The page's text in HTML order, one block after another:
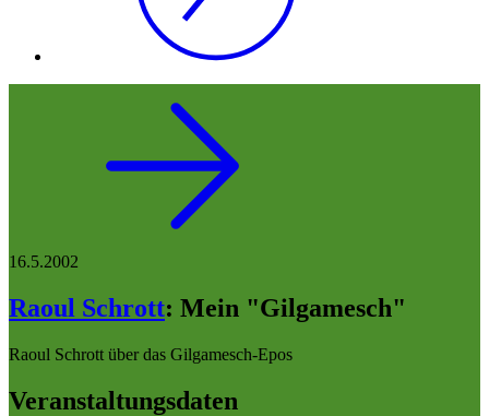
16.5.2002
Raoul Schrott: Mein "Gilgamesch"
Raoul Schrott über das Gilgamesch-Epos
Veranstaltungsdaten